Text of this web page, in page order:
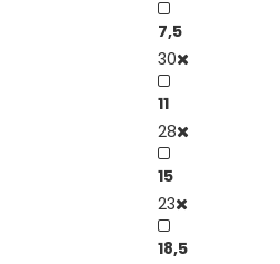
7,5
30
11
28
15
23
18,5